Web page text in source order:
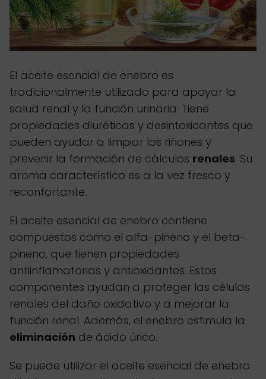
El aceite esencial de enebro es
tradicionalmente utilizado para apoyar la
salud renal y la función urinaria. Tiene
propiedades diuréticas y desintoxicantes que
pueden ayudar a limpiar los riñones y
prevenir la formación de cálculos renales. Su
aroma característico es a la vez fresco y
reconfortante.
El aceite esencial de enebro contiene
compuestos como el alfa-pineno y el beta-
pineno, que tienen propiedades
antiinflamatorias y antioxidantes. Estos
componentes ayudan a proteger las células
renales del daño oxidativo y a mejorar la
función renal. Además, el enebro estimula la
eliminación de ácido úrico.
Se puede utilizar el aceite esencial de enebro